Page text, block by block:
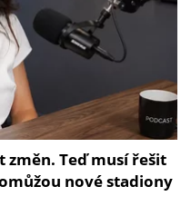
změn. Teď musí řešit
nové stadiony